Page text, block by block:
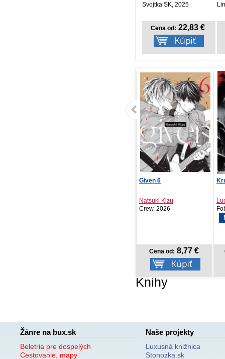
Svojtka SK, 2025
Cena od: 22,83 €
Kruguerský masakr
Luciano Lamberti
Fobos, 2026
Cena od:12,30 €
Knihy
Žánre na bux.sk
Beletria pre dospelých
Cestovanie, mapy
Naše projekty
Luxusná knižnica
Stonozka.sk